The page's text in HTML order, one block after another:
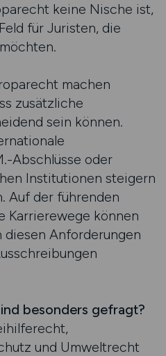
keine Nische ist,
für Juristen, die
machen
zusätzliche
sein können.
Abschlüsse oder
Institutionen steigern
Auf der führenden
Karrierewege können
Anforderungen
besonders gefragt?
und Umweltrecht